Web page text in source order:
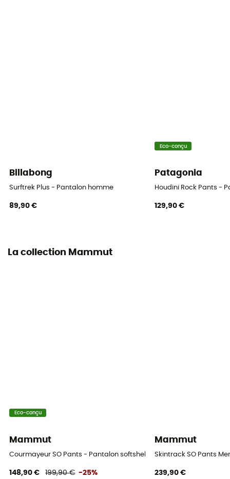
Billabong
Surftrek Plus - Pantalon homme
89,90 €
Eco-conçu
Patagonia
Houdini Rock Pants -
129,90 €
La collection Mammut
Eco-conçu
Mammut
Courmayeur SO Pants - Pantalon softshell homme
148,90 € 199,90 € -25%
Mammut
Skintrack SO Pants
239,90 €